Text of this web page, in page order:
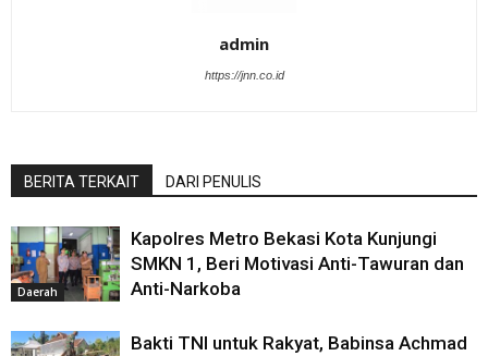
admin
https://jnn.co.id
BERITA TERKAIT DARI PENULIS
Daerah
Kapolres Metro Bekasi Kota Kunjungi
SMKN 1, Beri Motivasi Anti-Tawuran dan
Anti-Narkoba
Bakti TNI untuk Rakyat, Babinsa Achmad